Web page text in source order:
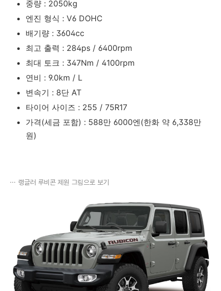
중량 : 2050kg
엔진 형식 : V6 DOHC
배기량 : 3604cc
최고 출력 : 284ps / 6400rpm
최대 토크 : 347Nm / 4100rpm
연비 : 9.0km / L
변속기 : 8단 AT
타이어 사이즈 : 255 / 75R17
가격(세금 포함) : 588만 6000엔(한화 약 6,338만
원)
랭글러 루비콘 제원 그림으로 보기